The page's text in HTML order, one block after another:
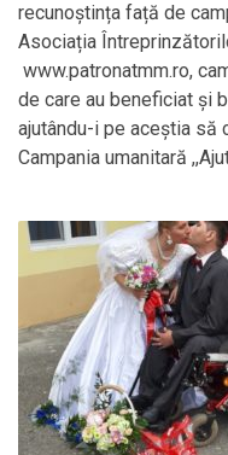
recunoștința față de
Asociația
www.patronatmm.ro,
de care au beneficiat și
ajutându-i pe aceștia să
Campania umanitară